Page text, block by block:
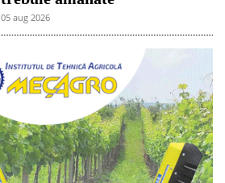
05 aug 2026